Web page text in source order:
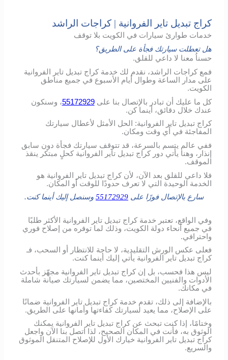
كراج تبديل تاير الفروانية | كراجات الراشد
خدمات طوارئ سيارات في الكويت بلا توقف
هل تعطلت سيارتك فجأة على الطريق؟
حسناُ معنا لا داعي للقلق.
فمع كراجات الراشد، نقدم لك خدمة كراج تبديل تاير الفروانية
على مدار الساعة وطوال أيام الأسبوع في جميع مناطق
الكويت.
كل ما عليك أن تبادر بالإتصال بنا على55172929، وسنكون
عندك خلال دقائق، أينما كن.
كراج تبديل تاير الفروانية: الحل الأمثل لأعطال سيارتك
المفاجئة في أي وقت ومكان.
ففي عالم يتسم بالسرعة، قد تتوقف سيارتك فجأة دون سابق
إنذار، وهنا يأتي دور كراج تبديل تاير الفروانية كحلٍ مبتكر ينقذ
الموقف.
فلا داعي للقلق بعد الآن، لأن كراج تبديل تاير الفروانية هو
الخدمة الوحيدة التي لا تعرف حدودًا للوقت أو المكان.
سارع بالإتصال فورًا على 55172929 وسنصل إليك أينما كنت.
وفي الواقع، تعتبر خدمة كراج تبديل تاير الفروانية الأكثر طلبًا
في جميع أنحاء دولة الكويت، وذلك لما توفره من إصلاح فوري
واحترافي.
فعلى عكس الورش التقليدية، لا حاجة للانتظار أو السحب، فـ
كراج تبديل تاير الفروانية يأتي إليك أينما كنت.
ليس هذا فحسب، بل إن كراج تبديل تاير الفروانية مجهّز بأحدث
الأدوات والفنيين المختصين، مما يضمن لسيارتك صيانة شاملة
في مكانك.
بالإضافة إلى ذلك، تقدم خدمة كراج تبديل تاير الفروانية ضمانًا
على الإصلاح، مما يعيد لسيارتك كفاءتها وأمانها على الطريق.
وختامًا، إذا كنت تبحث عن كراج تبديل تاير الفروانية يمكنك
الوثوق به، فأنت في المكان الصحيح، لذا اتصل بنا الآن واجعل
كراج تبديل تاير الفروانية خيارك الأول للإصلاح المتنقل الموثوق
والسريع.